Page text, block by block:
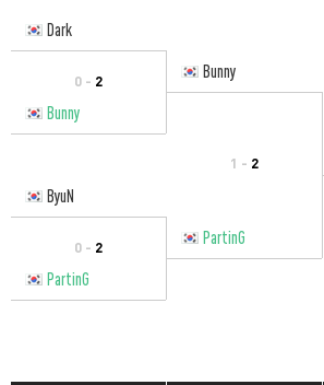
Dark
0 - 2
Bunny
Bunny
1 - 2
ByuN
0 - 2
PartinG
PartinG